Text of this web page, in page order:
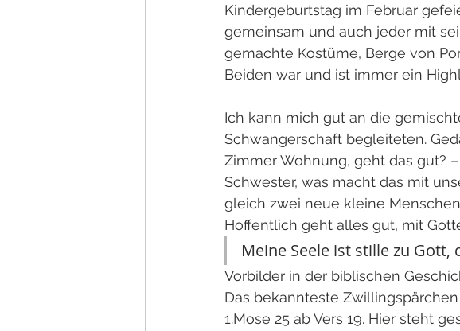
Kindergeburtstag im Februar
gemeinsam und auch jeder mit
gemachte Kostüme, Berge von
Beiden war und ist immer ein
Ich kann mich gut an die
Schwangerschaft begleiteten.
Zimmer Wohnung, geht das gut?
Schwester, was macht das mit
gleich zwei neue kleine
Hoffentlich geht alles gut, mit
Meine Seele ist stille zu Gott,
Vorbilder in der biblischen
Das bekannteste
1.Mose 25 ab Vers 19. Hier steht